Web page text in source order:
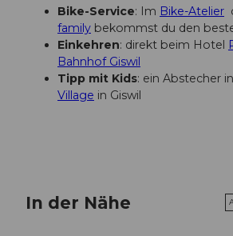
Bike-Service: Im Bike-Atelier
family bekommst du den
Einkehren: direkt beim Hotel
Bahnhof Giswil
Tipp mit Kids: ein Abstecher
Village in Giswil
In der Nähe